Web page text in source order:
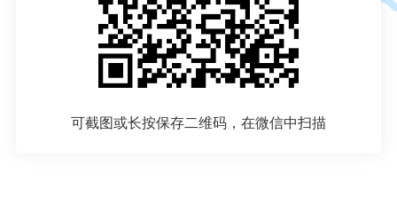
可截图或长按保存二维码，在微信中扫描